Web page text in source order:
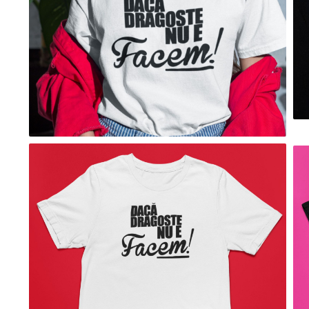
Puzzle personalizat
Rame foto personalizate
Plachete personalizate
Sort personalizat
Tricouri personalizate
Pix personalizat
Set cadou
evenimente
Tavita de mot
Umerase Personalizate
Pahare personalizate